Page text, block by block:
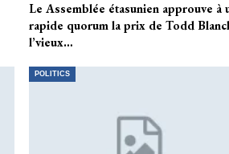
Le Assemblée étasunien approuve à
rapide quorum la prix de Todd
l’vieux…
POLITICS